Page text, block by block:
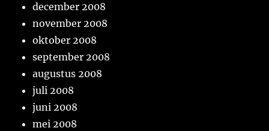
december 2008
november 2008
oktober 2008
september 2008
augustus 2008
juli 2008
juni 2008
mei 2008